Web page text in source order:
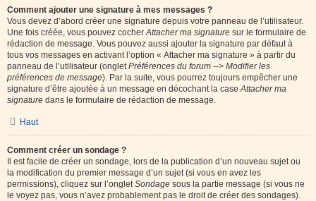
Comment ajouter une signature à mes messages ?
Vous devez d’abord créer une signature depuis votre panneau de l’utilisateur.
Une fois créée, vous pouvez cocherAttacher ma signature sur le formulaire de
rédaction de message. Vous pouvez aussi ajouter la signature par défaut à
tous vos messages en activant l’option « Attacher ma signature » à partir du
panneau de l’utilisateur (ongletPréférences du forum --> Modifier les
préférences de message). Par la suite, vous pourrez toujours empêcher une
signature d’être ajoutée à un message en décochant la caseAttacher ma
signature dans le formulaire de rédaction de message.
Haut
Comment créer un sondage ?
Il est facile de créer un sondage, lors de la publication d’un nouveau sujet ou
la modification du premier message d’un sujet (si vous en avez les
permissions), cliquez sur l’ongletSondage sous la partie message (si vous ne
le voyez pas, vous n’avez probablement pas le droit de créer des sondages).